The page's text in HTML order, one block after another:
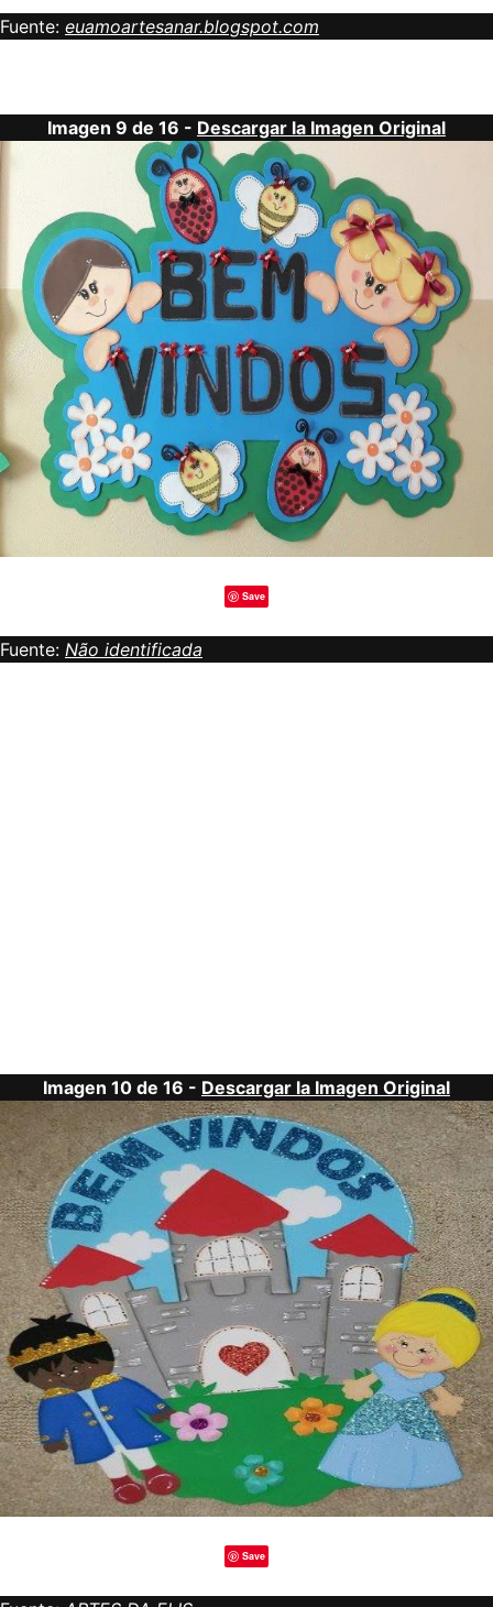
Fuente: euamoartesanar.blogspot.com
Imagen 9 de 16 - Descargar la Imagen Original
Save
Fuente: Não identificada
Imagen 10 de 16 - Descargar la Imagen Original
Save